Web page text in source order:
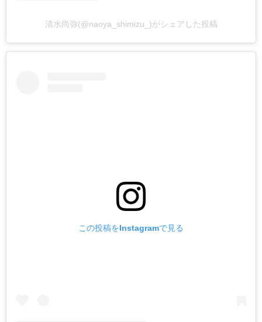
清水尚弥(@naoya_shimizu_)がシェアした投稿
この投稿をInstagramで見る